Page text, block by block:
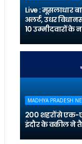
Live : मूसलाधार
अलर्ट, उधर
10 उम्मीदवारों के
MADHYA PRADESH
200 शहरों से एक-
इंदौर के वकील ने